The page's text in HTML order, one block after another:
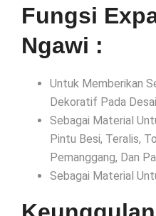
Fungsi
Ngawi :
Untuk Memberikan
Dekoratif Pada
Sebagai Material
Pintu Besi, Teralis,
Pemanggang, Dan
Sebagai Material